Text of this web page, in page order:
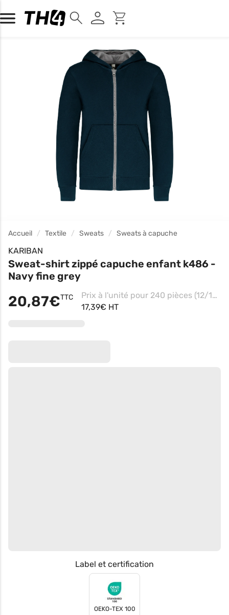
Accueil Textile Sweats Sweats à capuche
KARIBAN
Sweat-shirt zippé capuche enfant k486 -
Navy fine grey
20,87€TTC
Prix à l'unité pour 240 pièces (12/14 - Black/fine Grey)
17,39€ HT
Label et certification
OEKO-TEX 100